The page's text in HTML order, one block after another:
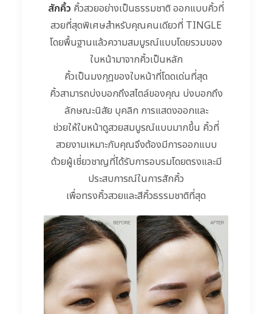
สักคิ้ว คิ้วสวยอย่างเป็นธรรมชาติ ออกแบบคิ้วที่
สวยที่สุดพิเศษสำหรับคุณคนเดียวที่ TINGLE
โดยพื้นฐานแล้วความสมบูรณ์แบบโดยรวมของ
ใบหน้ามาจากคิ้วเป็นหลัก
คิ้วเป็นมงกุฎของใบหน้าที่โดดเด่นที่สุด
คิ้วสามารถบ่งบอกถึงสไตล์ของคุณ บ่งบอกถึง
ลักษณะนิสัย บุคลิก การแสดงออกและ
ช่วยให้ใบหน้าดูสวยสมบูรณ์แบบมากขึ้น คิ้วที่
สวยงามเหมาะกับคุณจึงต้องมีการออกแบบ
ด้วยผู้เชี่ยวชาญที่ได้รับการอบรมโดยตรงและมี
ประสบการณ์ในการสักคิ้ว
เพื่อทรงคิ้วสวยและสีคิ้วธรรมชาติที่สุด